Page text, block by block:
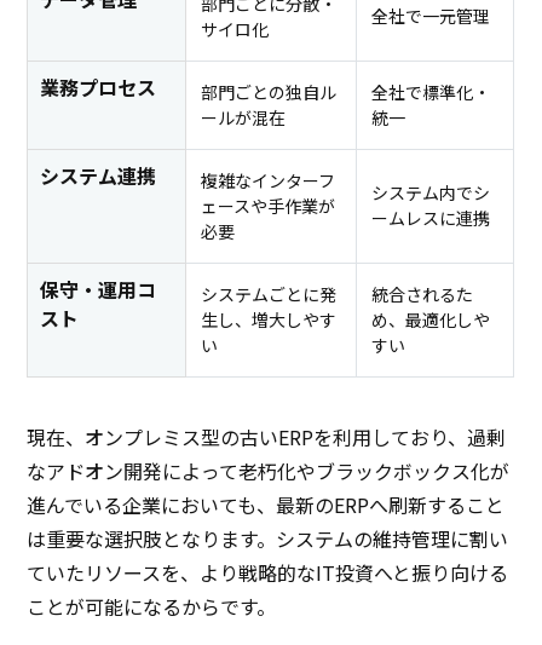
サイロ化
全社で一元管理
業務プロセス
部門ごとの独自ル
ールが混在
全社で標準化・
統一
システム連携
複雑なインターフ
ェースや手作業が
必要
システム内でシ
ームレスに連携
保守・運用コ
スト
システムごとに発
生し、増大しやす
い
統合されるた
め、最適化しや
すい
現在、オンプレミス型の古いERPを利用しており、過剰
なアドオン開発によって老朽化やブラックボックス化が
進んでいる企業においても、最新のERPへ刷新すること
は重要な選択肢となります。システムの維持管理に割い
ていたリソースを、より戦略的なIT投資へと振り向ける
ことが可能になるからです。